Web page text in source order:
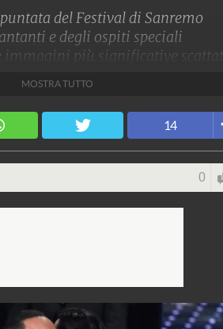
del Festival di Sanremo
e degli ospiti speciali
immagini più significative
video 76.076 foto
MOSTRA TUTTO
14
0